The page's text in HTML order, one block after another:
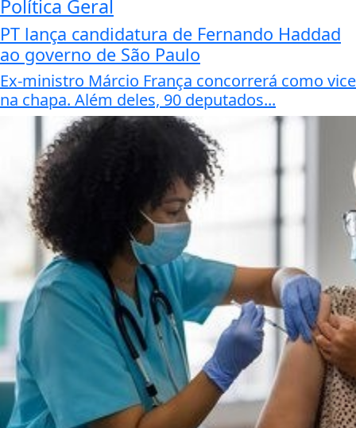
Política Geral
PT lança candidatura de Fernando Haddad
ao governo de São Paulo
Ex-ministro Márcio França concorrerá como vice
na chapa. Além deles, 90 deputados...